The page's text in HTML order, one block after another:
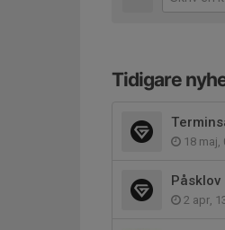
Tidigare
18 maj,
Påsklov
2 apr,